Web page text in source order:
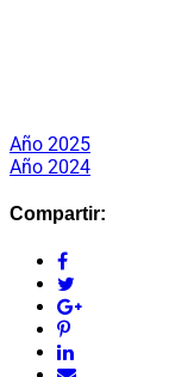
Año 2025
Año 2024
Compartir: